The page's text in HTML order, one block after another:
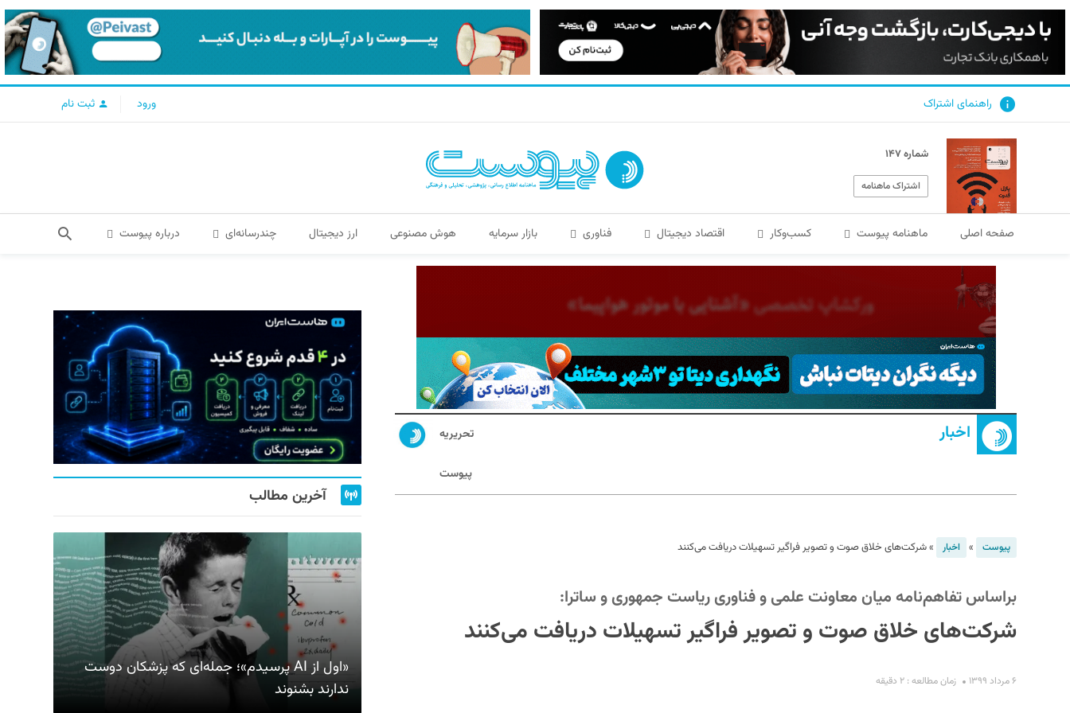
راهنمای اشتراک ورود ثبت نام
شماره ۱۴۷
اشتراک ماهنامه
صفحه اصلی ماهنامه پیوست کسب‌و‌کار اقتصاد دیجیتال فناوری بازار سرمایه هوش مصنوعی ارز دیجیتال چندرسانه‌ای درباره پیوست
اخبار تحریریه
پیوست
پیوست » اخبار »شرکت‌های خلاق صوت و تصویر فراگیر تسهیلات دریافت می‌کنند
براساس تفاهم‌نامه میان معاونت علمی و فناوری ریاست جمهوری و ساترا:
شرکت‌های خلاق صوت و تصویر فراگیر تسهیلات دریافت می‌کنند
۶ مرداد ۱۳۹۹ زمان مطالعه : ۲ دقیقه
آخرین مطالب
«اول از AI پرسیدم»؛ جمله‌ای که پزشکان دوست
ندارند بشنوند